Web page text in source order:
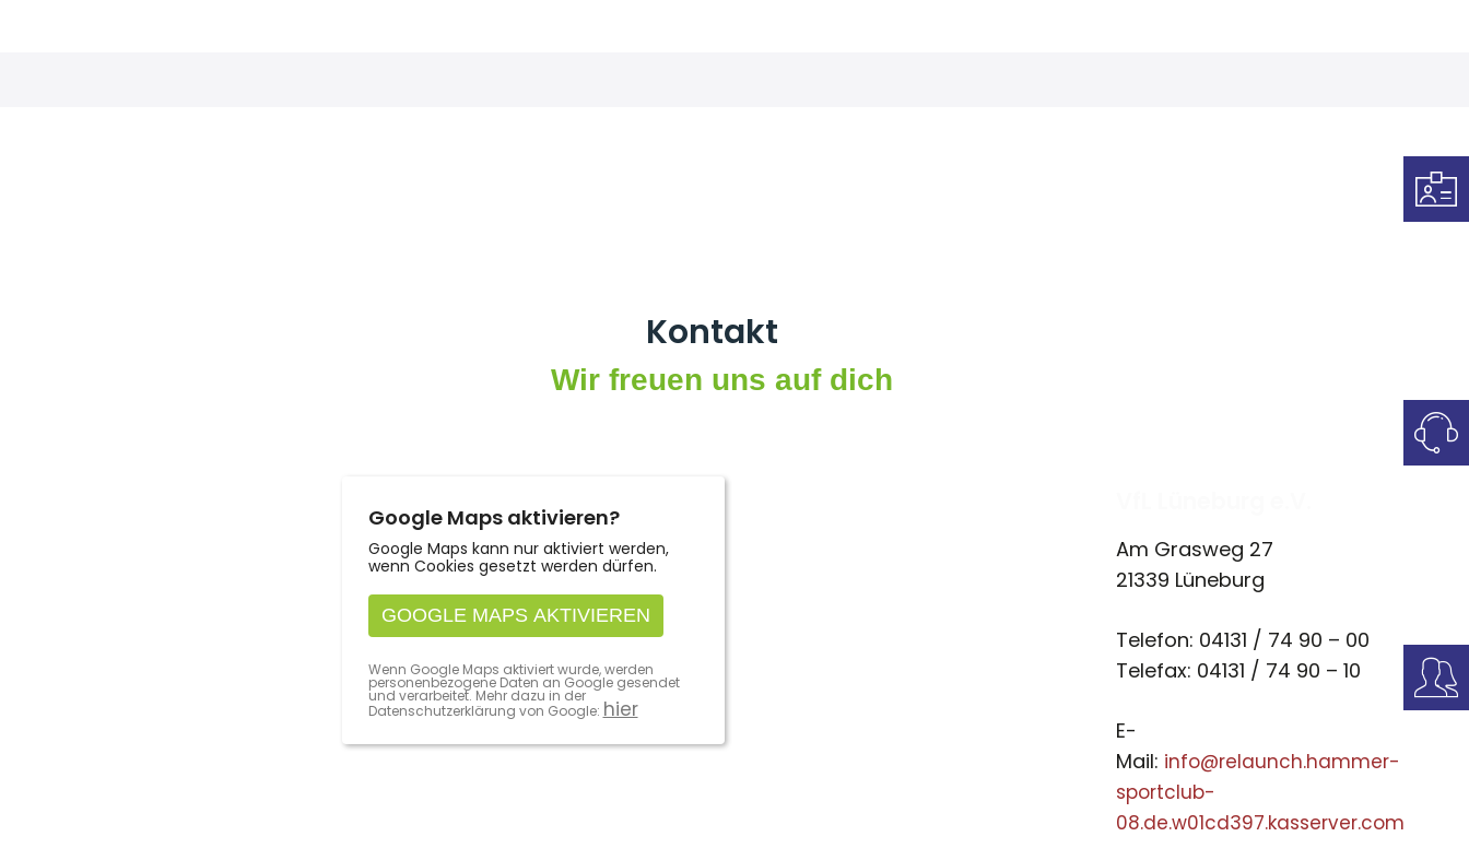
Kontakt
Wir freuen uns auf dich
Google Maps aktivieren?
Google Maps kann nur aktiviert werden,
wenn Cookies gesetzt werden dürfen.
GOOGLE MAPS AKTIVIEREN
Wenn Google Maps aktiviert wurde, werden
personenbezogene Daten an Google gesendet
und verarbeitet. Mehr dazu in der
Datenschutzerklärung von Google: hier
Am Grasweg 27
21339 Lüneburg
Telefon: 04131 / 74 90 – 00
Telefax: 04131 / 74 90 – 10
E-
Mail: info@relaunch.hammer-
sportclub-
08.de.w01cd397.kasserver.com